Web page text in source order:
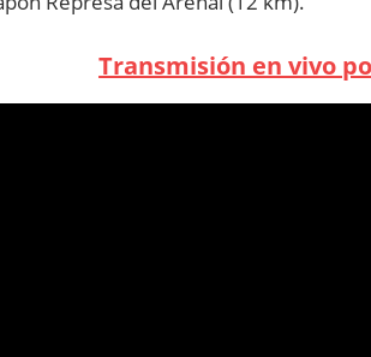
Transmisión en vivo